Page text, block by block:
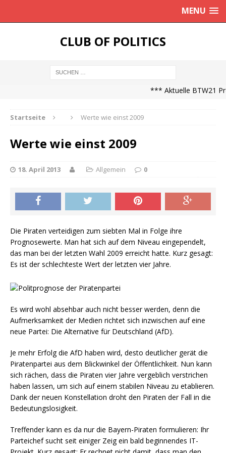
MENU
CLUB OF POLITICS
*** Aktuelle BTW21
Startseite Werte wie einst 2009
Werte wie einst 2009
18. April 2013 Allgemein 0
Die Piraten verteidigen zum siebten Mal in Folge ihre
Prognosewerte. Man hat sich auf dem Niveau eingependelt,
das man bei der letzten Wahl 2009 erreicht hatte. Kurz gesagt:
Es ist der schlechteste Wert der letzten vier Jahre.
Es wird wohl absehbar auch nicht besser werden, denn die
Aufmerksamkeit der Medien richtet sich inzwischen auf eine
neue Partei: Die Alternative für Deutschland (AfD).
Je mehr Erfolg die AfD haben wird, desto deutlicher gerät die
Piratenpartei aus dem Blickwinkel der Öffentlichkeit. Nun kann
sich rächen, dass die Piraten vier Jahre vergeblich verstrichen
haben lassen, um sich auf einem stabilen Niveau zu etablieren.
Dank der neuen Konstellation droht den Piraten der Fall in die
Bedeutungslosigkeit.
Treffender kann es da nur die Bayern-Piraten formulieren: Ihr
Parteichef sucht seit einiger Zeig ein bald beginnendes IT-